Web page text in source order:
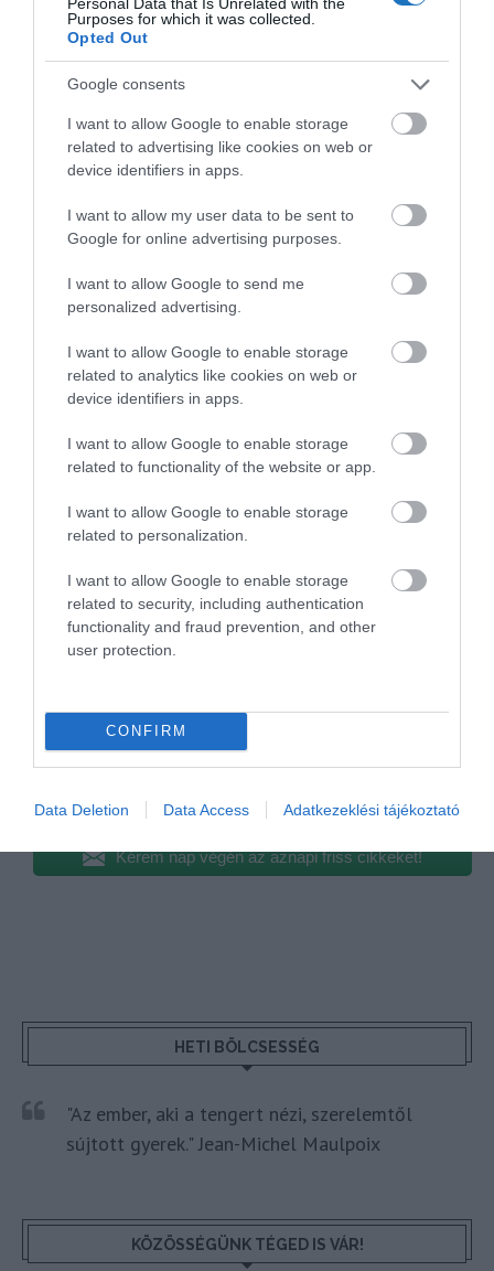
Purposes for which it was collected.
Opted Out
Google consents
I want to allow Google to enable storage
related to advertising like cookies on web or
device identifiers in apps.
I want to allow my user data to be sent to
Google for online advertising purposes.
I want to allow Google to send me
personalized advertising.
I want to allow Google to enable storage
related to analytics like cookies on web or
device identifiers in apps.
I want to allow Google to enable storage
related to functionality of the website or app.
I want to allow Google to enable storage
related to personalization.
I want to allow Google to enable storage
related to security, including authentication
functionality and fraud prevention, and other
user protection.
CONFIRM
Data Deletion Data Access Adatkezeklési tájékoztató
kötelezi a rendelet a légifuvarozókat.
Fontos, ha az igényünk megalapozott, akkor nemcsak
a légitársasággal szemben érvényesíthetjük azt,
hanem erre kötött biztosítás terhére is. Az
utasbiztosítási szerződésekben sok esetben
találhatóak meg a poggyászkárra vonatkozó
biztosítási események. Itt jelentősége van annak,
feltételekben meghatározott esetekben és módon
Amennyiben olyan káresemény következik be,
amelyik kizárt a szerződésből, akkor a biztosító
sem fog helytállni. Az is lényeges, hogy a biztosítók
tipikusan csak azt a kárt térítik meg, amelyeket nem
fizetett ki a légitársaság. Ezért van az, hogy a
biztosítók előírják, hogy a kárbejelentés során
csatolni szükséges minden olyan iratot, amely a
légitársasággal történő eljárás része volt.
Tehát, egyrészt fontos áttanulmányozni a
légitársaság szerződési feltételeit, valamint javasolt
utasbiztosítást is kötni annak érdekében, hogy akár a
poggyászkárunk is teljeskörűen megtérülhessen.
A cikk megjelenését és a jogi eseteket feldolgozó
sorozatot aD.A.S. Jogvédelmi Biztosító
Megosztás
Kérem nap végén az aznapi friss cikkeket!
HETI BÖLCSESSÉG
"Az ember, aki a tengert nézi, szerelemtől
sújtott gyerek." Jean-Michel Maulpoix
KÖZÖSSÉGÜNK TÉGED IS VÁR!